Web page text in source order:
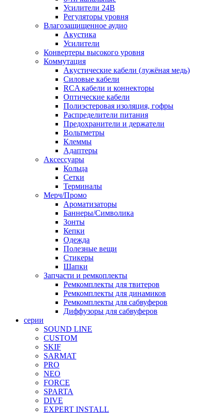
Усилители 24В
Регуляторы уровня
Влагозащищенное аудио
Акустика
Усилители
Конвертеры высокого уровня
Коммутация
Акустические кабели (лужёная медь)
Силовые кабели
RCA кабели и коннекторы
Оптические кабели
Полиэстеровая изоляция, гофры
Распределители питания
Предохранители и держатели
Вольтметры
Клеммы
Адаптеры
Аксессуары
Кольца
Сетки
Терминалы
Мерч/Промо
Ароматизаторы
Баннеры/Символика
Зонты
Кепки
Одежда
Полезные вещи
Стикеры
Шапки
Запчасти и ремкоплекты
Ремкомплекты для твитеров
Ремкомплекты для динамиков
Ремкомплекты для сабвуферов
Диффузоры для сабвуферов
серии
SOUND LINE
CUSTOM
SKIF
SARMAT
PRO
NEO
FORCE
SPARTA
DIVE
EXPERT INSTALL